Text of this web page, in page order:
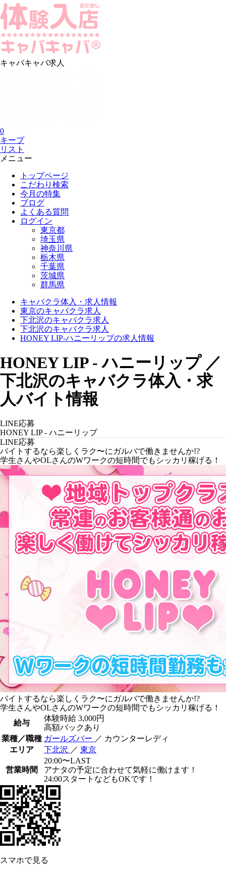
キャバキャバ求人
0
キープ
リスト
メニュー
トップページ
こだわり検索
今月の特集
ブログ
よくある質問
ログイン
東京都
埼玉県
神奈川県
栃木県
千葉県
茨城県
群馬県
キャバクラ体入・求人情報
東京のキャバクラ求人
下北沢のキャバクラ求人
下北沢のキャバクラ求人
HONEY LIP-ハニーリップの求人情報
HONEY LIP - ハニーリップ ／
下北沢のキャバクラ体入・求
人バイト情報
LINE応募
HONEY LIP - ハニーリップ
LINE応募
バイトするなら楽しくラク〜にガルバで働きませんか!?
学生さんやOLさんのWワークの短時間でもシッカリ稼げる！
バイトするなら楽しくラク〜にガルバで働きませんか!?
学生さんやOLさんのWワークの短時間でもシッカリ稼げる！
給与
体験時給 3,000円
高額バックあり
業種／職種 ガールズバー ／ カウンターレディ
エリア
下北沢 ／ 東京
営業時間
20:00〜LAST
アナタの予定に合わせて気軽に働けます！
24:00スタートなどもOKです！
スマホで見る